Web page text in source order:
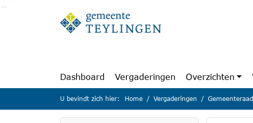
Ga naar de inhoud van deze pagina
Ga naar het zoeken
Ga naar het menu
Dashboard Vergaderingen Overzichten
U bevindt zich hier: Home Vergaderingen